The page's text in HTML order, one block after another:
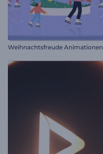
Weihnachtsfreude Animationen